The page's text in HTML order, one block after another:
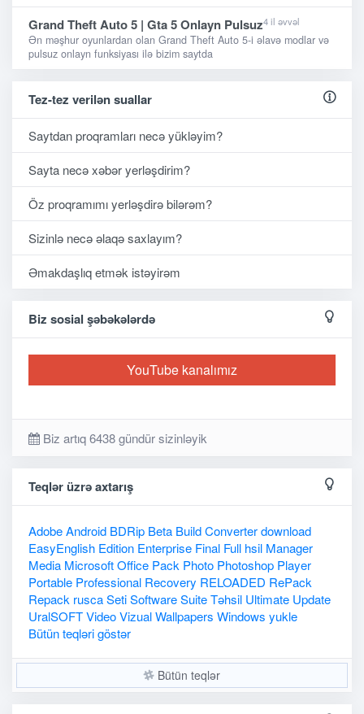
Grand Theft Auto 5 | Gta 5 Onlayn Pulsuz4 il əvvəl
Ən məşhur oyunlardan olan Grand Theft Auto 5-i əlavə modlar və
pulsuz onlayn funksiyası ilə bizim saytda
Tez-tez verilən suallar
Saytdan proqramları necə yükləyim?
Sayta necə xəbər yerləşdirim?
Öz proqramımı yerləşdirə bilərəm?
Sizinlə necə əlaqə saxlayım?
Əmakdaşlıq etmək istəyirəm
Biz sosial şəbəkələrdə
YouTube kanalımız
Biz artıq 6438 gündür sizinləyik
Teqlər üzrə axtarış
AdobeAndroid BDRip Beta BuildConverterdownload
EasyEnglish Edition Enterprise Final Full hsil Manager
Media MicrosoftOffice Pack Photo Photoshop Player
Portable Professional Recovery RELOADED RePack
Repack ruscaSetiSoftwareSuiteTəhsil Ultimate Update
UralSOFTVideoVizualWallpapers Windows yukle
Bütün teqləri göstər
Bütün teqlər